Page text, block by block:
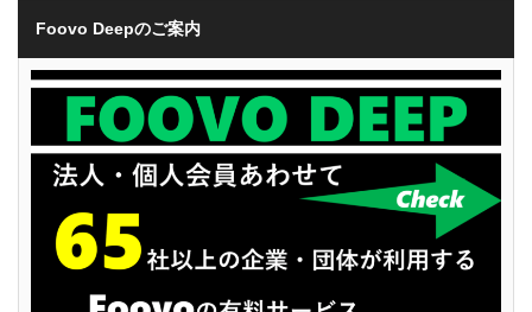
Foovo Deepのご案内